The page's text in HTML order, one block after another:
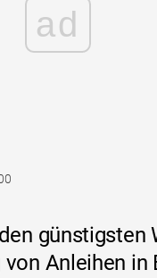
ad
günstigsten
Anleihen in